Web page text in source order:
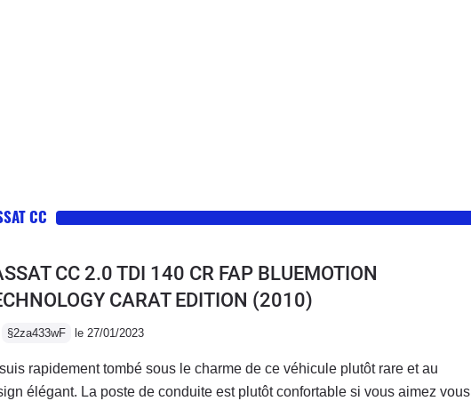
CC
CC 2.0 TDI 140 CR FAP BLUEMOTION
CARAT EDITION (2010)
§2za433wF le 27/01/2023
rapidement tombé sous le charme de ce véhicule plutôt rare et au
élégant. La poste de conduite est plutôt confortable si vous aimez vous